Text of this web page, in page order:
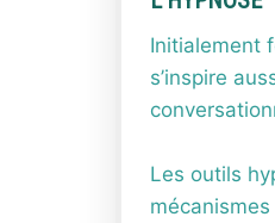
Initialement
s’inspire
Les outils